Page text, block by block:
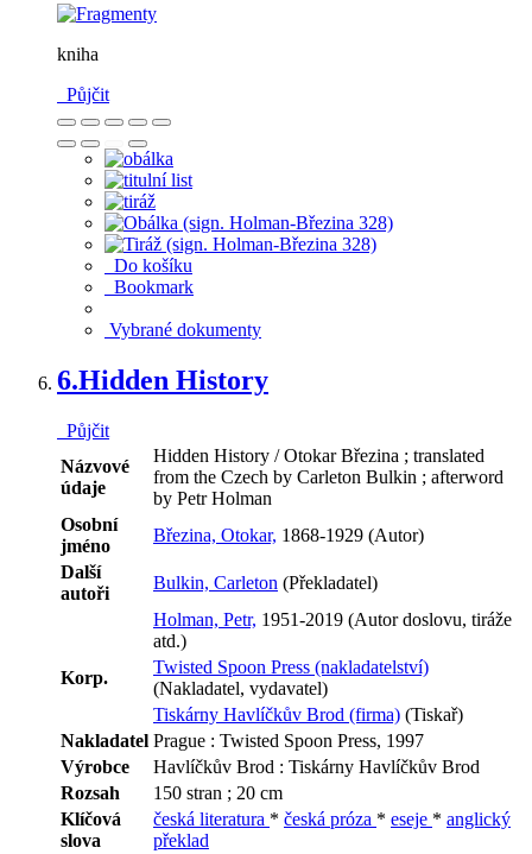
kniha
Půjčit
Do košíku
Bookmark
Vybrané dokumenty
6.Hidden History
Půjčit
Názvové
údaje
Hidden History / Otokar Březina ; translated
from the Czech by Carleton Bulkin ; afterword
by Petr Holman
Osobní
jméno
Březina, Otokar, 1868-1929 (Autor)
Další
autoři
Bulkin, Carleton (Překladatel)
Holman, Petr, 1951-2019 (Autor doslovu, tiráže
atd.)
Korp.
Twisted Spoon Press (nakladatelství)
(Nakladatel, vydavatel)
Tiskárny Havlíčkův Brod (firma) (Tiskař)
Nakladatel Prague : Twisted Spoon Press, 1997
Výrobce
Havlíčkův Brod : Tiskárny Havlíčkův Brod
Rozsah
150 stran ; 20 cm
Klíčová
slova
česká literatura * česká próza * eseje * anglický
překlad